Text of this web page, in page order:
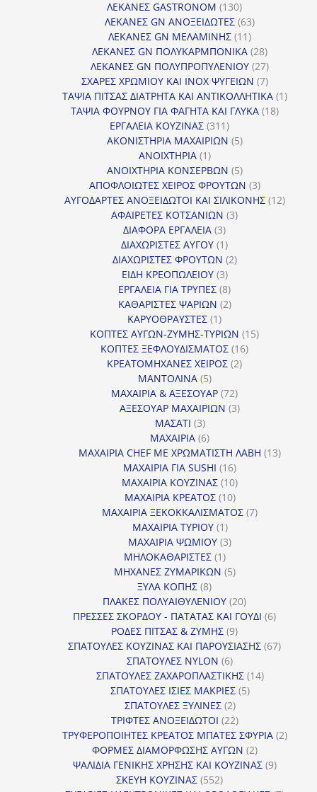
ΛΕΚΑΝΕΣ GASTRONOM 130130
προϊόντα
ΛΕΚΑΝΕΣ GN ΑΝΟΞΕΙΔΩΤΕΣ 6363
ΛΕΚΑΝΕΣ GN ΜΕΛΑΜΙΝΗΣ 1111
προϊόντα
ΛΕΚΑΝΕΣ GN ΠΟΛΥΚΑΡΜΠΟΝΙΚΑ 2828
προϊόντα
ΛΕΚΑΝΕΣ GN ΠΟΛΥΠΡΟΠΥΛΕΝΙΟΥ 2727
προϊόντα
ΣΧΑΡΕΣ ΧΡΩΜΙΟΥ ΚΑΙ INOX ΨΥΓΕΙΩΝ 77
προϊόντα
ΤΑΨΙΑ ΠΙΤΣΑΣ ΔΙΑΤΡΗΤΑ ΚΑΙ ΑΝΤΙΚΟΛΛΗΤΙΚΑ 11
ΤΑΨΙΑ ΦΟΥΡΝΟΥ ΓΙΑ ΦΑΓΗΤΑ ΚΑΙ ΓΛΥΚΑ 1818
ΕΡΓΑΛΕΙΑ ΚΟΥΖΙΝΑΣ 311311
προϊόντα
ΑΚΟΝΙΣΤΗΡΙΑ ΜΑΧΑΙΡΙΩΝ 55
ΑΝΟΙΧΤΗΡΙΑ 11
προϊόν
ΑΝΟΙΧΤΗΡΙΑ ΚΟΝΣΕΡΒΩΝ 55
προϊόντα
ΑΠΟΦΛΟΙΩΤΕΣ ΧΕΙΡΟΣ ΦΡΟΥΤΩΝ 33
προϊόντα
ΑΥΓΟΔΑΡΤΕΣ ΑΝΟΞΕΙΔΩΤΟΙ ΚΑΙ ΣΙΛΙΚΟΝΗΣ 1212
ΑΦΑΙΡΕΤΕΣ ΚΟΤΣΑΝΙΩΝ 33
ΔΙΑΦΟΡΑ ΕΡΓΑΛΕΙΑ 33
προϊόντα
ΔΙΑΧΩΡΙΣΤΕΣ ΑΥΓΟΥ 11
προϊόν
ΔΙΑΧΩΡΙΣΤΕΣ ΦΡΟΥΤΩΝ 22
ΕΙΔΗ ΚΡΕΟΠΩΛΕΙΟΥ 33
προϊόντα
ΕΡΓΑΛΕΙΑ ΓΙΑ ΤΡΥΠΕΣ 88
προϊόντα
ΚΑΘΑΡΙΣΤΕΣ ΨΑΡΙΩΝ 22
ΚΑΡΥΟΘΡΑΥΣΤΕΣ 11
προϊόν
ΚΟΠΤΕΣ ΑΥΓΩΝ-ΖΥΜΗΣ-ΤΥΡΙΩΝ 1515
ΚΟΠΤΕΣ ΞΕΦΛΟΥΔΙΣΜΑΤΟΣ 1616
ΚΡΕΑΤΟΜΗΧΑΝΕΣ ΧΕΙΡΟΣ 22
ΜΑΝΤΟΛΙΝΑ 55
προϊόντα
ΜΑΧΑΙΡΙΑ & ΑΞΕΣΟΥΑΡ 7272
προϊόντα
ΑΞΕΣΟΥΑΡ ΜΑΧΑΙΡΙΩΝ 33
ΜΑΣΑΤΙ 33
προϊόντα
ΜΑΧΑΙΡΙΑ 66
προϊόντα
ΜΑΧΑΙΡΙΑ CHEF ΜΕ ΧΡΩΜΑΤΙΣΤΗ ΛΑΒΗ 1313
ΜΑΧΑΙΡΙΑ ΓΙΑ SUSHI 1616
προϊόντα
ΜΑΧΑΙΡΙΑ ΚΟΥΖΙΝΑΣ 1010
προϊόντα
ΜΑΧΑΙΡΙΑ ΚΡΕΑΤΟΣ 1010
προϊόντα
ΜΑΧΑΙΡΙΑ ΞΕΚΟΚΚΑΛΙΣΜΑΤΟΣ 77
ΜΑΧΑΙΡΙΑ ΤΥΡΙΟΥ 11
προϊόν
ΜΑΧΑΙΡΙΑ ΨΩΜΙΟΥ 33
ΜΗΛΟΚΑΘΑΡΙΣΤΕΣ 11
προϊόν
ΜΗΧΑΝΕΣ ΖΥΜΑΡΙΚΩΝ 55
ΞΥΛΑ ΚΟΠΗΣ 88
προϊόντα
ΠΛΑΚΕΣ ΠΟΛΥΑΙΘΥΛΕΝΙΟΥ 2020
προϊόντα
ΠΡΕΣΣΕΣ ΣΚΟΡΔΟΥ - ΠΑΤΑΤΑΣ ΚΑΙ ΓΟΥΔΙ 66
ΡΟΔΕΣ ΠΙΤΣΑΣ & ΖΥΜΗΣ 99
προϊόντα
ΣΠΑΤΟΥΛΕΣ ΚΟΥΖΙΝΑΣ ΚΑΙ ΠΑΡΟΥΣΙΑΣΗΣ 6767
ΣΠΑΤΟΥΛΕΣ NYLON 66
προϊόντα
ΣΠΑΤΟΥΛΕΣ ΖΑΧΑΡΟΠΛΑΣΤΙΚΗΣ 1414
ΣΠΑΤΟΥΛΕΣ ΙΣΙΕΣ ΜΑΚΡΙΕΣ 55
ΣΠΑΤΟΥΛΕΣ ΞΥΛΙΝΕΣ 22
προϊόντα
ΤΡΙΦΤΕΣ ΑΝΟΞΕΙΔΩΤΟΙ 2222
προϊόντα
ΤΡΥΦΕΡΟΠΟΙΗΤΕΣ ΚΡΕΑΤΟΣ ΜΠΑΤΕΣ ΣΦΥΡΙΑ 22
ΦΟΡΜΕΣ ΔΙΑΜΟΡΦΩΣΗΣ ΑΥΓΩΝ 22
προϊόντα
ΨΑΛΙΔΙΑ ΓΕΝΙΚΗΣ ΧΡΗΣΗΣ ΚΑΙ ΚΟΥΖΙΝΑΣ 99
ΣΚΕΥΗ ΚΟΥΖΙΝΑΣ 552552